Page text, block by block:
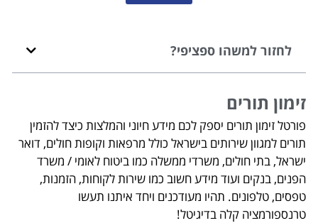
לחזור למשהו ספציפי?
זימון תורים
פורטל זימון תורים יספק לכם מידע חיוני והמלצות כיצד להזמין
תורים למגוון שירותים בישראל כולל מרפאות וקופות חולים, דואר
ישראל, בתי חולים, משרדי ממשלה כמו ביטוח לאומי / משרד
הפנים, בנקים ועוד מידע חשוב כמו שירות לקוחות, הזמנות,
טפסים, טלפונים. תהיו מעודכנים ויחד איתנו תעשו
טרנספורמציה קלה בדיגיטל!